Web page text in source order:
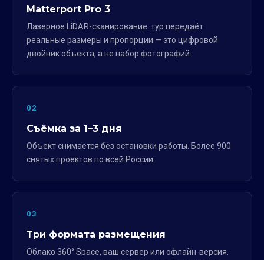
Matterport Pro 3
Лазерное LiDAR-сканирование: тур передаёт
реальные размеры и пропорции — это цифровой
двойник объекта, а не набор фотографий.
02
Съёмка за 1–3 дня
Объект снимается без остановки работы. Более 900
снятых проектов по всей России.
03
Три формата размещения
Облако 360° Space, ваш сервер или офлайн-версия.